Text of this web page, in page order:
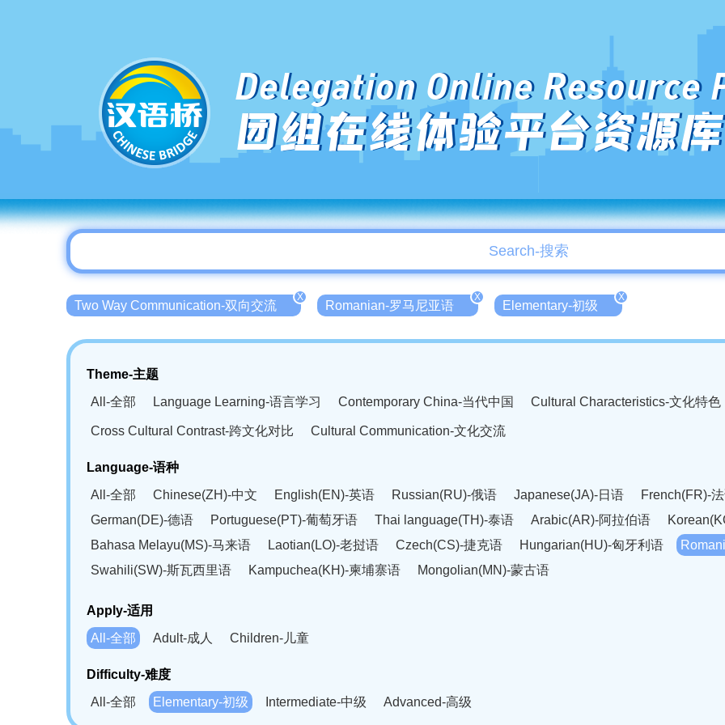
Delegation Online Resource
团组在线体验平台资源库
Two Way Communication-双向交流
X
Romanian-罗马尼亚语
X
Elementary-初级
X
Theme-主题
All-全部
Language Learning-语言学习 Contemporary China-当代中国 Cultural Characteristics-文化特色
Cross Cultural Contrast-跨文化对比 Cultural Communication-文化交流
Language-语种
All-全部
Chinese(ZH)-中文 English(EN)-英语 Russian(RU)-俄语 Japanese(JA)-日语
French(FR)-
German(DE)-德语
Portuguese(PT)-葡萄牙语 Thai language(TH)-泰语 Arabic(AR)-阿拉伯语
Bahasa Melayu(MS)-马来语
Laotian(LO)-老挝语 Czech(CS)-捷克语 Hungarian(HU)-匈牙利语
Swahili(SW)-斯瓦西里语
Kampuchea(KH)-柬埔寨语 Mongolian(MN)-蒙古语
Apply-适用
All-全部
Adult-成人 Children-儿童
Difficulty-难度
All-全部
Elementary-初级 Intermediate-中级 Advanced-高级